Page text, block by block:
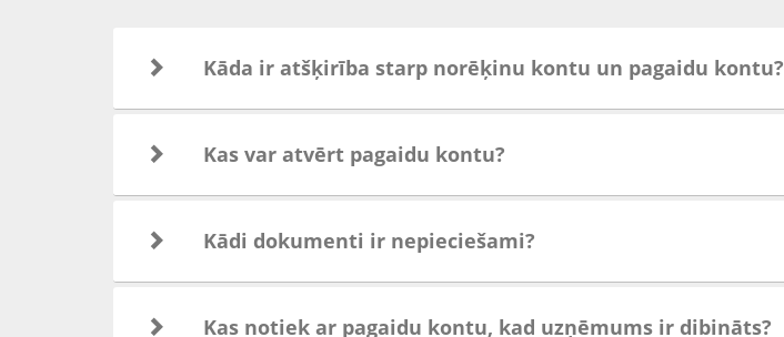
Kāda ir atšķirība starp norēķinu kontu un pagaidu kontu?
Kas var atvērt pagaidu kontu?
Kādi dokumenti ir nepieciešami?
Kas notiek ar pagaidu kontu, kad uzņēmums ir dibināts?